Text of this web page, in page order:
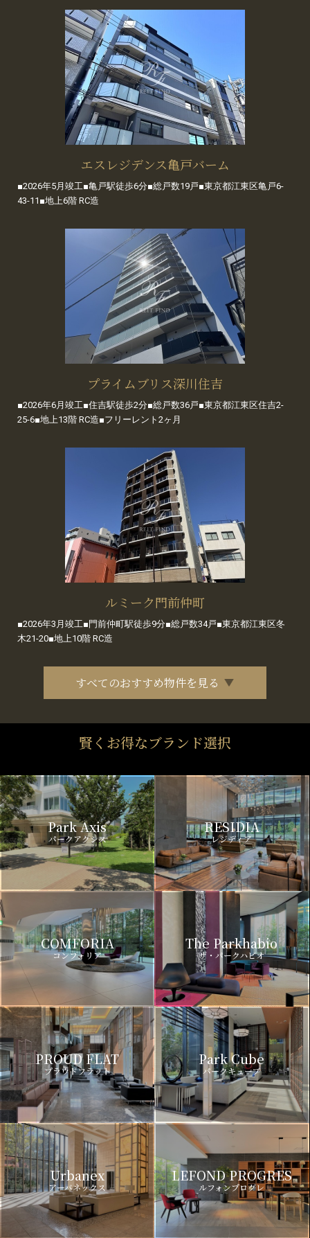
エスレジデンス亀戸バーム
■2026年5月竣工■亀戸駅徒歩6分■総戸数19戸■東京都江東区亀戸6-
43-11■地上6階 RC造
プライムブリス深川住吉
■2026年6月竣工■住吉駅徒歩2分■総戸数36戸■東京都江東区住吉2-
25-6■地上13階 RC造■フリーレント2ヶ月
ルミーク門前仲町
■2026年3月竣工■門前仲町駅徒歩9分■総戸数34戸■東京都江東区冬
木21-20■地上10階 RC造
すべてのおすすめ物件を見る
賢くお得なブランド選択
Park Axis
パークアクシス
RESIDIA
レジディア
COMFORIA
コンフォリア
The Parkhabio
ザ・パークハビオ
PROUD FLAT
プラウドフラット
Park Cube
パークキューブ
Urbanex
アーバネックス
LEFOND PROGRES
ルフォンプログレ